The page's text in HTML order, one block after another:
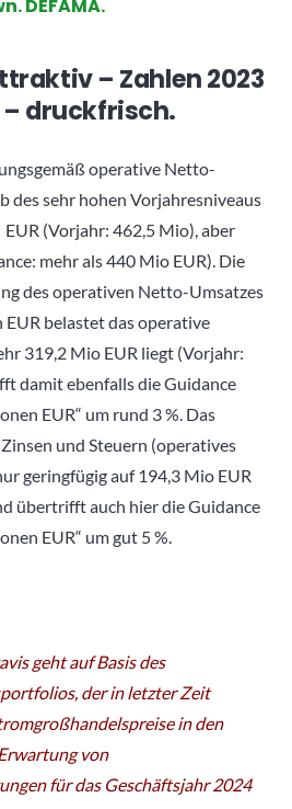
DEFAMA.
– Zahlen 2023
druckfrisch.
operative Netto-
des sehr hohen Vorjahresniveaus
(Vorjahr: 462,5 Mio), aber
mehr als 440 Mio EUR). Die
des operativen Netto-Umsatzes
belastet das operative
319,2 Mio EUR liegt (Vorjahr:
damit ebenfalls die Guidance
EUR“ um rund 3 %. Das
und Steuern (operatives
geringfügig auf 194,3 Mio EUR
übertrifft auch hier die Guidance
EUR“ um gut 5 %.
geht auf Basis des
der in letzter Zeit
in den
von
für das Geschäftsjahr 2024